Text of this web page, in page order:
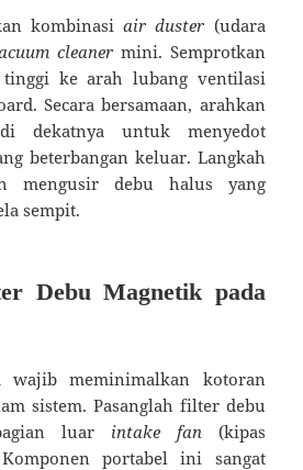
kombinasiair duster (udara
cleanermini. Semprotkan
tinggi ke arah lubang ventilasi
Secara bersamaan, arahkan
dekatnya untuk menyedot
beterbangan keluar. Langkah
mengusir debu halus yang
sempit.
Debu Magnetik pada
wajib meminimalkan kotoran
sistem. Pasanglah filter debu
luar intake fan (kipas
portabel ini sangat